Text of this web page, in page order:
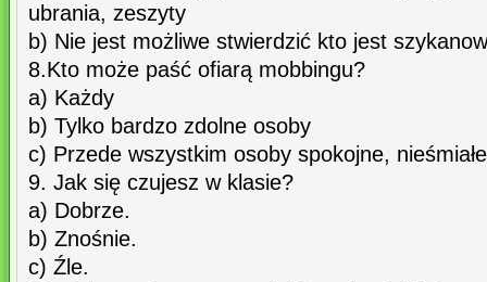
ubrania, zeszyty
b) Nie jest możliwe stwierdzić kto jest
8.Kto może paść ofiarą mobbingu?
a) Każdy
b) Tylko bardzo zdolne osoby
c) Przede wszystkim osoby spokojne,
9. Jak się czujesz w klasie?
a) Dobrze.
b) Znośnie.
c) Źle.